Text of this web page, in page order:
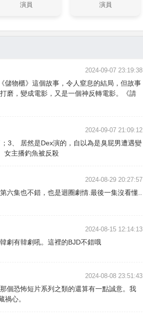
演員 演員
2024-09-07 23:19:38
儲物櫃》這個故事，令人窒息的結局，但故事
磨，變成電影，又是一個神反轉電影。《請
2024-09-07 21:09:12
3、 居然是Dex演的，自以為是臭屁男遭遇變
女主播釣魚被反殺
2024-08-29 20:27:57
集也不錯，也是迴圈劇情.最後一集沒看懂..
2024-08-15 12:14:13
劇有韓劇吼。這裡的BJD不錯哦
2024-08-08 23:51:43
個恐怖短片系列之類的還算有一點誠意。我
心。